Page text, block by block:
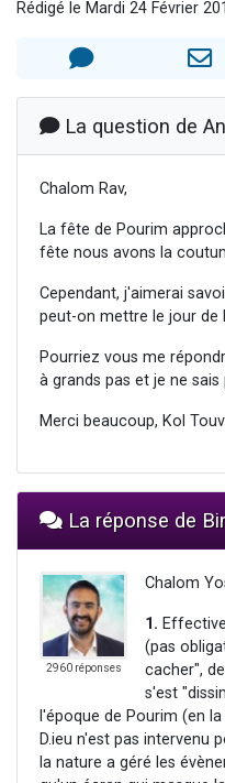
30
12
Rédigé le Mardi 24 Février
La question de
Chalom Rav,
La fête de Pourim
fête nous avons la
Cependant, j'aimerai
peut-on mettre le jour de
Pourriez vous me
à grands pas et je ne
Merci beaucoup, Kol
La réponse de
2960 réponses
Chalom
1.
(pas
cacher",
s'est
l'époque de Pourim (en
D.ieu n'est pas intervenu
la nature a géré les